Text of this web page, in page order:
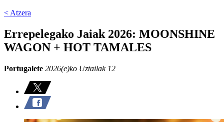
< Atzera
Errepelegako Jaiak 2026: MOONSHINE
WAGON + HOT TAMALES
Portugalete 2026(e)ko Uztailak 12